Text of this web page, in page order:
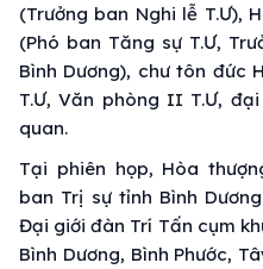
(Trưởng ban Nghi lễ T.Ư),
(Phó ban Tăng sự T.Ư,
Bình Dương), chư tôn đức
T.Ư, Văn phòng II T.Ư,
quan.
Tại phiên họp, Hòa
ban Trị sự tỉnh Bình
Đại giới đàn Trí Tấn cụm
Bình Dương, Bình Phước,